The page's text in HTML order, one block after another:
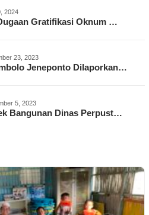
2024
Gratifikasi Oknum …
23, 2023
Jeneponto Dilaporkan…
5, 2023
Bangunan Dinas Perpust…